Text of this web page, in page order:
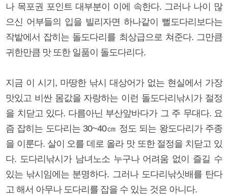
나 목포권 포인트 대부분이 이에 속한다. 그러나 나이 많
으신 어부들의 입을 빌리자면 하나같이 뻘도다리보다는
작밭에서 잡히는 돌도다리를 최상급으로 쳐준다. 그만큼
귀한만큼 맛 또한 일품이 돌도다리다.
지금 이 시기, 마땅한 낚시 대상어가 없는 현실에서 가장
맛있고 비싼 몸값을 자랑하는 이런 돌도다리낚시가 절정
을 치닫고 있다. 다름아닌 부산앞바다가 그 주 무대다. 요
즘 잡히는 도다리는 30~40㎝ 정도 되는 왕도다리가 주종
을 이룬다. 살이 오를 데로 올라 맛 또한 절정을 치닫고 있
다. 도다리낚시가 남녀노소 누구나 어려움 없이 즐길 수
있는 낚시임에는 분명하다. 그러나 도다리낚싯배를 탄다
고 해서 아무나 도다리를 잡을 수 있는 것은 아니다.